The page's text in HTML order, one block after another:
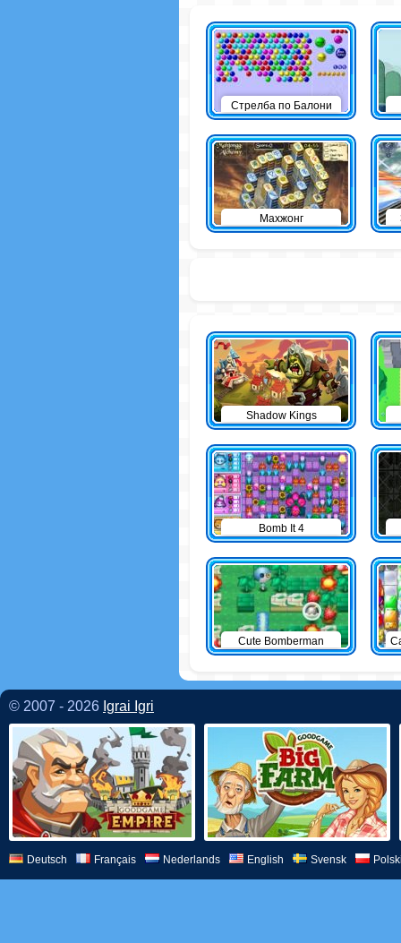
Стрелба по Балони
Махжонг
Shadow Kings
Bomb It 4
Cute Bomberman
© 2007 - 2026 Igrai Igri
Deutsch Français Nederlands English Svensk